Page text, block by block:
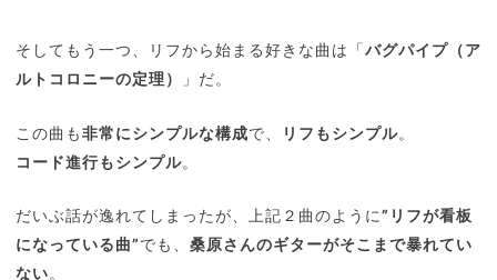
そしてもう一つ、リフから始まる好きな曲は「バグパイプ（ア
ルトコロニーの定理）
」だ。
この曲も非常にシンプルな構成で、 リフもシンプル。
コード進行もシンプル。
だいぶ話が逸れてしまったが、上記２曲のように”リフが看板
になっている曲”でも、 桑原さんのギターがそこまで暴れてい
ない。